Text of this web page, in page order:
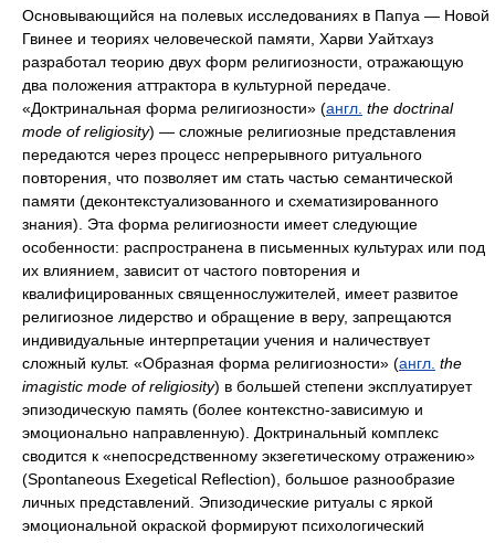
Основывающийся на полевых исследованиях в Папуа — Новой
Гвинее и теориях человеческой памяти, Харви Уайтхауз
разработал теорию двух форм религиозности, отражающую
два положения аттрактора в культурной передаче.
«Доктринальная форма религиозности» (англ. the doctrinal
mode of religiosity) — сложные религиозные представления
передаются через процесс непрерывного ритуального
повторения, что позволяет им стать частью семантической
памяти (деконтекстуализованного и схематизированного
знания). Эта форма религиозности имеет следующие
особенности: распространена в письменных культурах или под
их влиянием, зависит от частого повторения и
квалифицированных священнослужителей, имеет развитое
религиозное лидерство и обращение в веру, запрещаются
индивидуальные интерпретации учения и наличествует
сложный культ. «Образная форма религиозности» (англ. the
imagistic mode of religiosity) в большей степени эксплуатирует
эпизодическую память (более контекстно-зависимую и
эмоционально направленную). Доктринальный комплекс
сводится к «непосредственному экзегетическому отражению»
(Spontaneous Exegetical Reflection), большое разнообразие
личных представлений. Эпизодические ритуалы с яркой
эмоциональной окраской формируют психологический